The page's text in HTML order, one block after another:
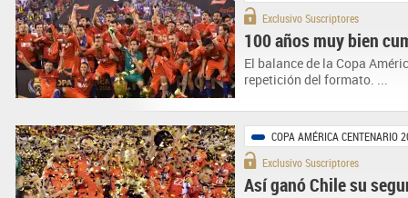
Exclusivo Suscriptores
100 años muy bien
El balance de la Copa
repetición del formato. ...
COPA AMÉRICA CENTENARIO
Exclusivo Suscriptores
Así ganó Chile su